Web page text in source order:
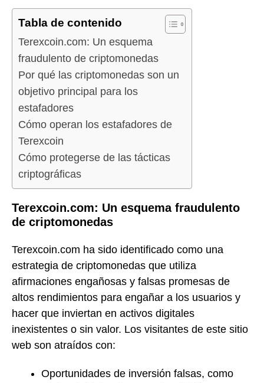
Tabla de contenido
Terexcoin.com: Un esquema
fraudulento de criptomonedas
Por qué las criptomonedas son un
objetivo principal para los
estafadores
Cómo operan los estafadores de
Terexcoin
Cómo protegerse de las tácticas
criptográficas
Terexcoin.com: Un esquema fraudulento
de criptomonedas
Terexcoin.com ha sido identificado como una
estrategia de criptomonedas que utiliza
afirmaciones engañosas y falsas promesas de
altos rendimientos para engañar a los usuarios y
hacer que inviertan en activos digitales
inexistentes o sin valor. Los visitantes de este sitio
web son atraídos con:
Oportunidades de inversión falsas, como